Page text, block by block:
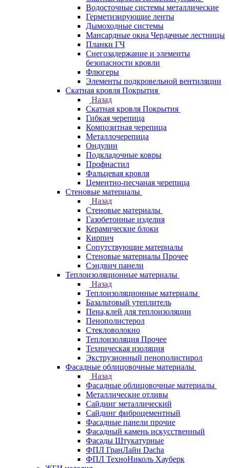
Водосточные системы металлические
Герметизирующие ленты
Дымоходные системы
Мансардные окна Чердачные лестницы
Планки ГЧ
Снегозадержание и элементы
безопасности кровли
Флюгеры
Элементы подкровельной вентиляции
Скатная кровля Покрытия
Назад
Скатная кровля Покрытия
Гибкая черепица
Композитная черепица
Металлочерепица
Ондулин
Подкладочные ковры
Профнастил
Фальцевая кровля
Цементно-песчаная черепица
Стеновые материалы
Назад
Стеновые материалы
Газобетонные изделия
Керамические блоки
Кирпич
Сопутствующие материалы
Стеновые материалы Прочее
Сэндвич панели
Теплоизоляционные материалы
Назад
Теплоизоляционные материалы
Базальтовый утеплитель
Пена,клей для теплоизоляции
Пенополистерол
Стекловолокно
Теплоизоляция Прочее
Техническая изоляция
Экструзионный пенополистирол
Фасадные облицовочные материалы
Назад
Фасадные облицовочные материалы
Металлические отливы
Сайдинг металлический
Сайдинг фиброцементный
Фасадные панели прочие
Фасадный камень искусственный
Фасады Штукатурные
ФПЛ ГранЛайн Dacha
ФПЛ ТехноНиколь Хауберк